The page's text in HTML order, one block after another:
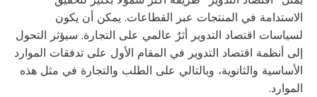
الاستدامة في المنتجات عبر القطاعات. يمكن أن يكون
لسياسات اقتصاد التدوير أثرٌ عالمي على التجارة. سيؤثر التحول
إلى أنظمة اقتصاد التدوير في المقام الأول على تدفقات الموارد
الأساسية والثانوية، وبالتالي على الطلب والتجارة في مثل هذه
الموارد.